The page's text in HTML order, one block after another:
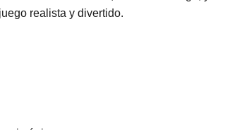
realista y divertido.